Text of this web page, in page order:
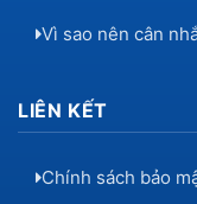
Vì sao nên cân
LIÊN KẾT
Chính sách bảo